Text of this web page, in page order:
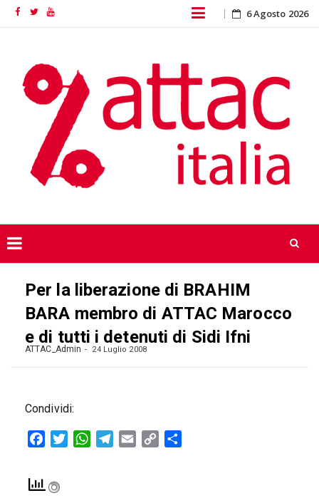
FacebookTwitterYouTube Skip
content
6 Agosto 2026
Per la liberazione di BRAHIM
BARA membro di ATTAC Marocco
e di tutti i detenuti di Sidi Ifni
ATTAC_Admin 24 Luglio 2008
Condividi:
FacebookTwitterWhatsAppTelegram
Email
Copy